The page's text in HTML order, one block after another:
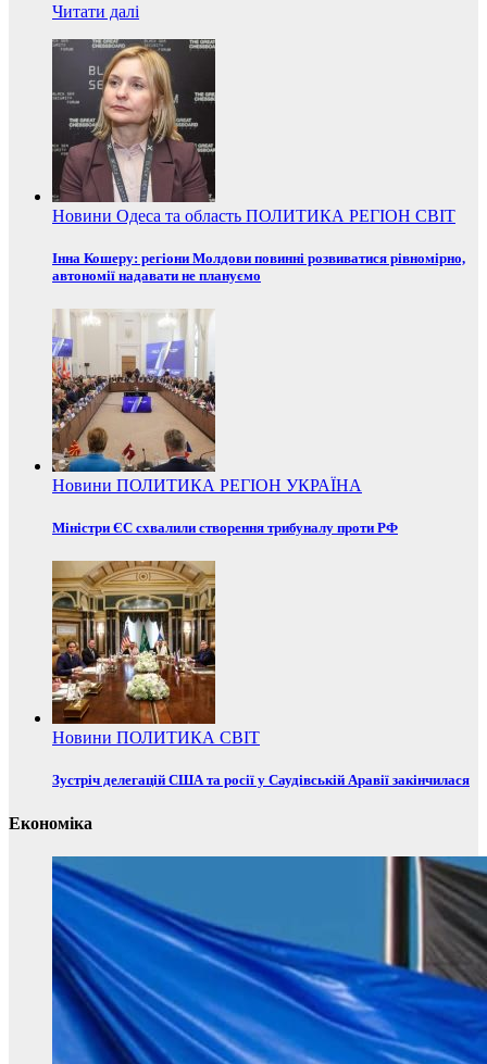
Читати далі
Новини Одеса та область ПОЛИТИКА РЕГІОН СВІТ
Інна Кошеру: регіони Молдови повинні розвиватися рівномірно,
автономії надавати не плануємо
Новини ПОЛИТИКА РЕГІОН УКРАЇНА
Міністри ЄС схвалили створення трибуналу проти РФ
Новини ПОЛИТИКА СВІТ
Зустріч делегацій США та росії у Саудівській Аравії закінчилася
Економіка